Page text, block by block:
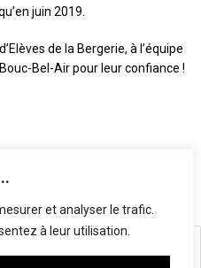
et analyser le trafic.
à leur utilisation.
juin 2019.
de la Bergerie, à l’équipe
Bel-Air pour leur confiance !
Friche la Belle de Mai –